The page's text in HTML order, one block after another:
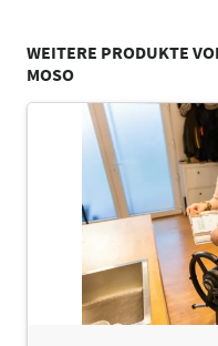
WEITERE PRODUKTE
MOSO